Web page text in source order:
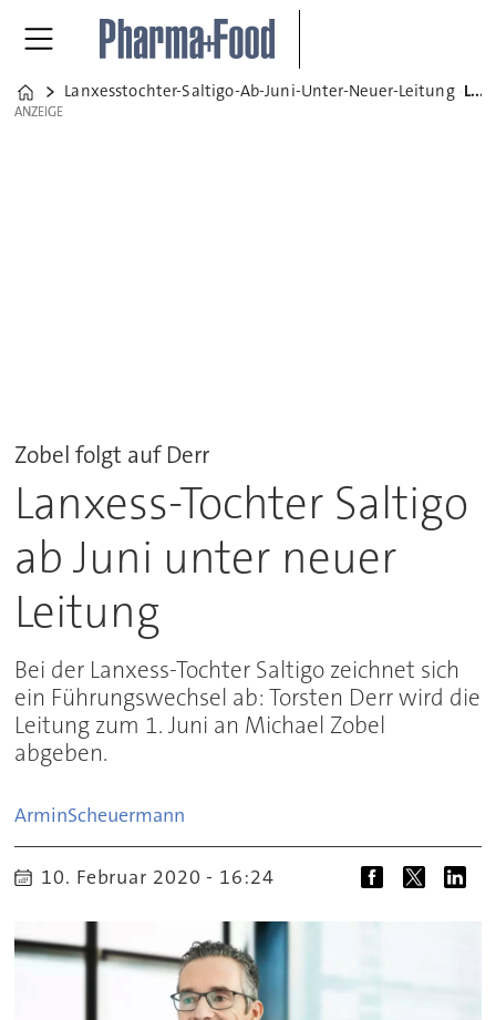
Home
Lanxesstochter-Saltigo-Ab-Juni-Unter-Neuer-Leitung Lanxess-Tochter Saltigo ab Juni unter neuer Leitung
ANZEIGE
ANZEIGE
Zobel folgt auf Derr
Lanxess-Tochter Saltigo
ab Juni unter neuer
Leitung
Bei der Lanxess-Tochter Saltigo zeichnet sich
ein Führungswechsel ab: Torsten Derr wird die
Leitung zum 1. Juni an Michael Zobel
abgeben.
ArminScheuermann
10. Februar 2020 - 16:24